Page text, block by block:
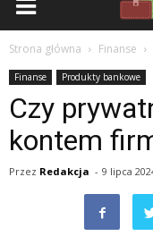
Strona główna Finanse
Finanse Produkty bankowe
Czy
kontem
Przez Redakcja - 9 lipca